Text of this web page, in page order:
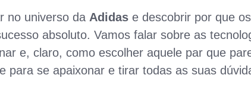
no universo da Adidas e descobrir por que os
absoluto. Vamos falar sobre as
e, claro, como escolher aquele par que
para se apaixonar e tirar todas as suas